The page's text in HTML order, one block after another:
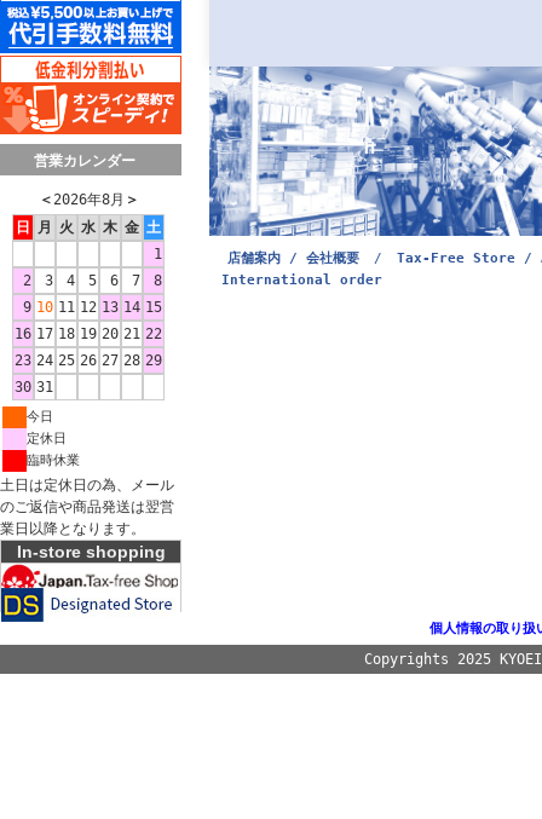
営業カレンダー
＜ 2026年8月 ＞
日
月 火 水 木 金 土
1
2
3 4 5 6 7
8
9 10 11 12 13 14 15
16 17 18 19 20 21 22
23 24 25 26 27 28 29
30 31
今日
定休日
臨時休業
土日は定休日の為、メール
のご返信や商品発送は翌営
業日以降となります。
In-store shopping
店舗案内 / 会社概要 /
Tax-Free Store /
International order
個人情報の取り扱
Copyrights 2025